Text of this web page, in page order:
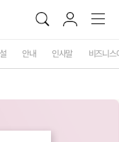
안내 인사말 비즈니스